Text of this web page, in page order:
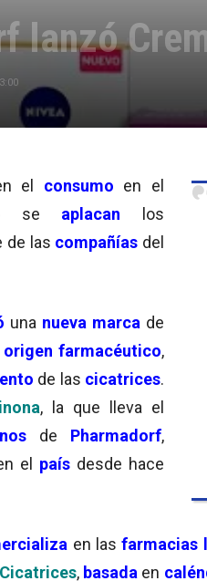
lanzó
el consumo en el
se aplacan
los
de las compañías del
una nueva marca de
origen farmacéutico,
de las cicatrices.
, la que lleva el
de Pharmadorf,
el país desde hace
en las farmacias
, basada en